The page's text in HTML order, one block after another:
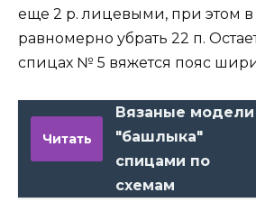
еще 2 р. лицевыми, при этом
равномерно убрать 22 п.
спицах № 5 вяжется пояс
Читать
Вязаные модели
"башлыка"
спицами по
схемам